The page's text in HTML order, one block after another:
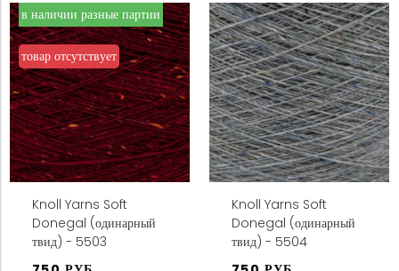
ПРИМЕНИТЬ
3 4
ПРИМЕНИТЬ
Метраж (м)
190
190
ПРИМЕНИТЬ
Вес (гр)
50
50
ПРИМЕНИТЬ
Бренд
Knoll Yarns
ПРИМЕНИТЬ
Страна производства
Ирландия
ПРИМЕНИТЬ
Цена
750
в наличии разные партии
товар отсутствует
Knoll Yarns Soft
Donegal (одинарный
твид) - 5503
Knoll Yarns Soft
Donegal (одинарный
твид) - 5504